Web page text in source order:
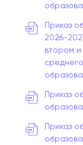
Приказ
2026-
втором
Приказ
Приказ